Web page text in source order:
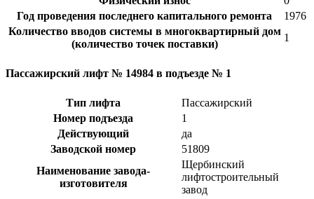
Год проведения последнего капитального ремонта
1976
Количество вводов системы в многоквартирный дом
(количество точек поставки)
1
Пассажирский лифт № 14984 в подъезде № 1
Тип лифта
Пассажирский
Номер подъезда
1
Действующий
да
Заводской номер
51809
Наименование завода-
изготовителя
Щербинский
лифтостроительный
завод